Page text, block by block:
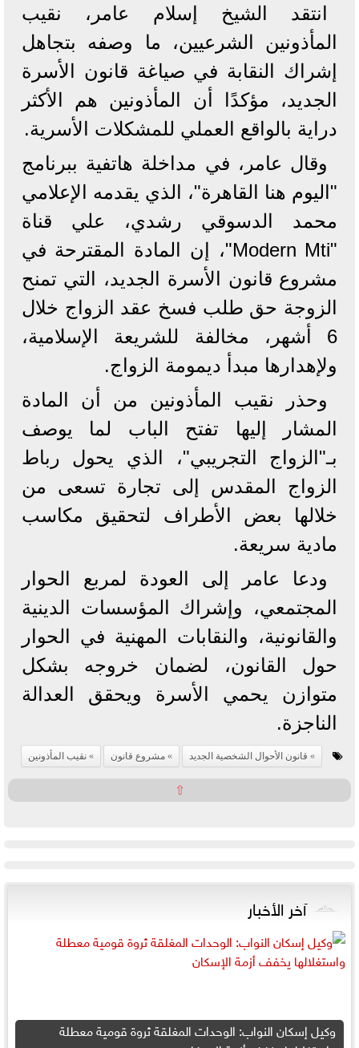
انتقد الشيخ إسلام عامر، نقيب
المأذونين الشرعيين، ما وصفه بتجاهل
إشراك النقابة في صياغة قانون الأسرة
الجديد، مؤكدًا أن المأذونين هم الأكثر
دراية بالواقع العملي للمشكلات الأسرية.
وقال عامر، في مداخلة هاتفية ببرنامج
"اليوم هنا القاهرة"، الذي يقدمه الإعلامي
محمد الدسوقي رشدي، علي قناة
"Modern Mti"، إن المادة المقترحة في
مشروع قانون الأسرة الجديد، التي تمنح
الزوجة حق طلب فسخ عقد الزواج خلال
6 أشهر، مخالفة للشريعة الإسلامية،
ولإهدارها مبدأ ديمومة الزواج.
وحذر نقيب المأذونين من أن المادة
المشار إليها تفتح الباب لما يوصف
بـ"الزواج التجريبي"، الذي يحول رباط
الزواج المقدس إلى تجارة تسعى من
خلالها بعض الأطراف لتحقيق مكاسب
مادية سريعة.
ودعا عامر إلى العودة لمربع الحوار
المجتمعي، وإشراك المؤسسات الدينية
والقانونية، والنقابات المهنية في الحوار
حول القانون، لضمان خروجه بشكل
متوازن يحمي الأسرة ويحقق العدالة
الناجزة.
قانون الأحوال الشخصية الجديد مشروع قانون نقيب المأذونين
⇧
آخر الأخبار
وكيل إسكان النواب: الوحدات المغلقة ثروة قومية معطلة